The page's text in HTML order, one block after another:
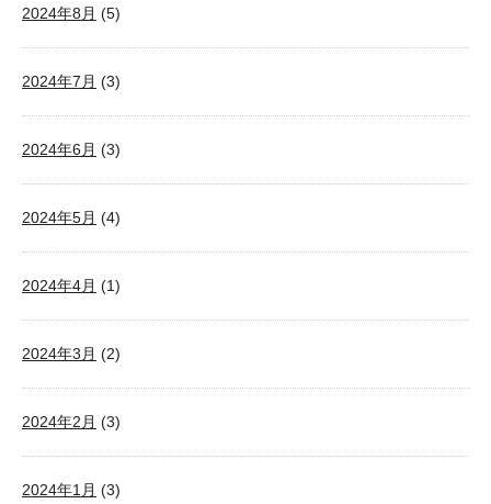
2024年8月 (5)
2024年7月 (3)
2024年6月 (3)
2024年5月 (4)
2024年4月 (1)
2024年3月 (2)
2024年2月 (3)
2024年1月 (3)